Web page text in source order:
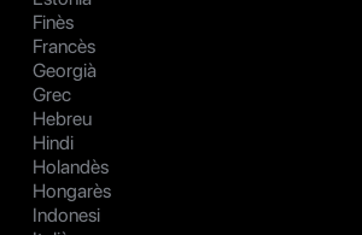
Finès
Francès
Georgià
Grec
Hebreu
Hindi
Holandès
Hongarès
Indonesi